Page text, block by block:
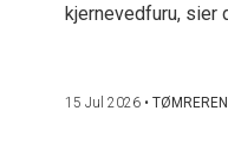
kjernevedfuru, sier
15 Jul 2026• TØMREREN